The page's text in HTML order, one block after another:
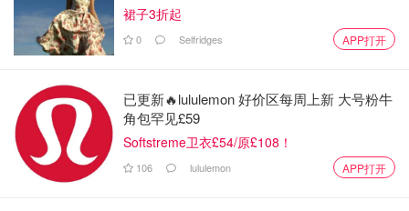
裙子3折起
0 Selfridges APP打开
已更新🔥lululemon 好价区每周上新 大号粉牛
角包罕见£59
Softstreme卫衣£54/原£108！
106 lululemon APP打开